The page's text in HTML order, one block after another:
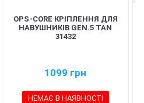
OPS-CORE КРІПЛЕННЯ ДЛЯ
НАВУШНИКІВ GEN.5 TAN
31432
1099 грн
НЕМАЄ В НАЯВНОСТІ